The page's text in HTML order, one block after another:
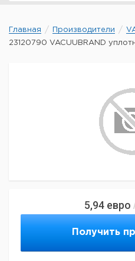
Главная Производители
23120790 VACUUBRAND
5,94 евро
Получить